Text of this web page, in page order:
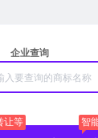
企业查询
让等 智